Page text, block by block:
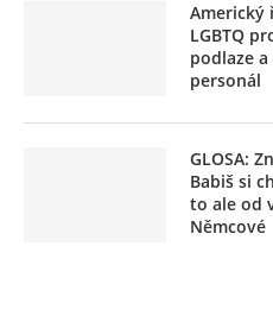
Americký
LGBTQ
podlaze
personál
GLOSA:
Babiš si
to ale od
Němcové